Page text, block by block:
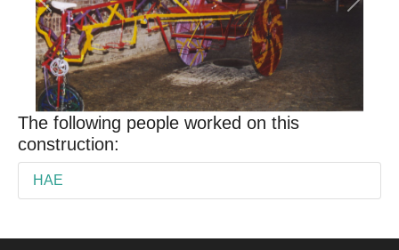
Previous Next
The following people worked on this
construction:
HAE